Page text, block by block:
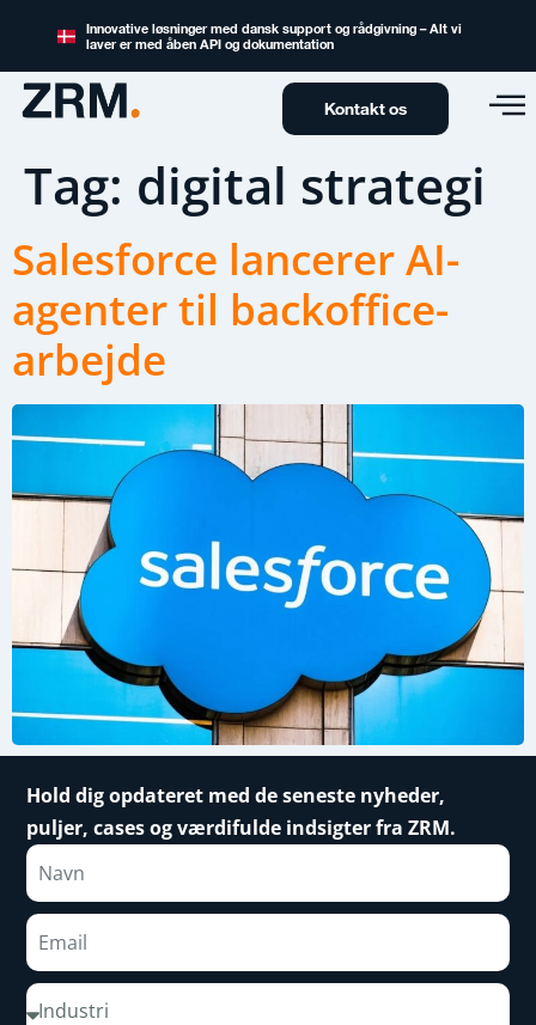
Innovative løsninger med dansk support og rådgivning – Alt vi
laver er med åben API og dokumentation
Kontakt os
Tag: digital strategi
Salesforce lancerer AI-
agenter til backoffice-
arbejde
Hold dig opdateret med de seneste nyheder,
puljer, cases og værdifulde indsigter fra ZRM.